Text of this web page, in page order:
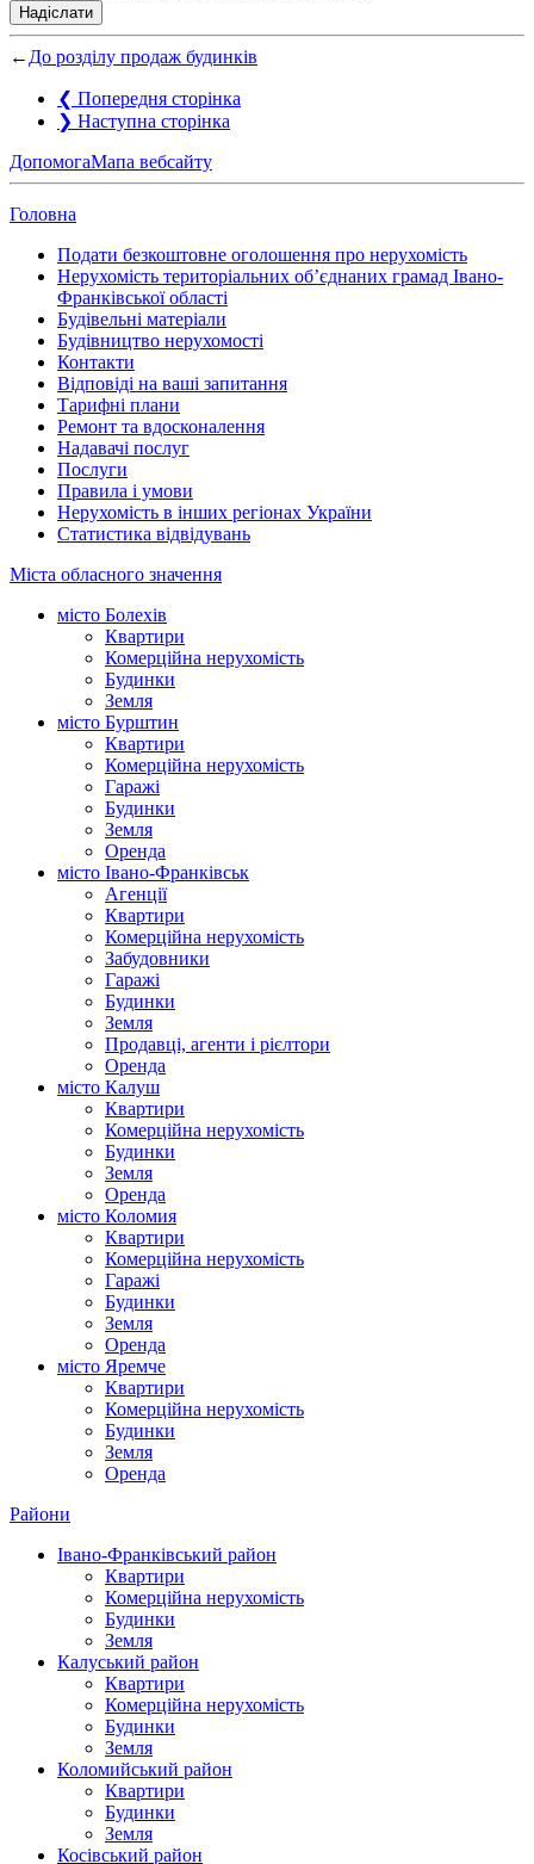
Надіслати
← До розділу продаж будинків
❮ Попередня сторінка
❯ Наступна сторінка
ДопомогаМапа вебсайту
Головна
Подати безкоштовне оголошення про нерухомість
Нерухомість територіальних об’єднаних грамад Івано-
Франківської області
Будівельні матеріали
Будівництво нерухомості
Контакти
Відповіді на ваші запитання
Тарифні плани
Ремонт та вдосконалення
Надавачі послуг
Послуги
Правила і умови
Нерухомість в інших регіонах України
Статистика відвідувань
Міста обласного значення
місто Болехів
Квартири
Комерційна нерухомість
Будинки
Земля
місто Бурштин
Квартири
Комерційна нерухомість
Гаражі
Будинки
Земля
Оренда
місто Івано-Франківськ
Агенції
Квартири
Комерційна нерухомість
Забудовники
Гаражі
Будинки
Земля
Продавці, агенти і рієлтори
Оренда
місто Калуш
Квартири
Комерційна нерухомість
Будинки
Земля
Оренда
місто Коломия
Квартири
Комерційна нерухомість
Гаражі
Будинки
Земля
Оренда
місто Яремче
Квартири
Комерційна нерухомість
Будинки
Земля
Оренда
Райони
Івано-Франківський район
Квартири
Комерційна нерухомість
Будинки
Земля
Калуський район
Квартири
Комерційна нерухомість
Будинки
Земля
Коломийський район
Квартири
Будинки
Земля
Косівський район